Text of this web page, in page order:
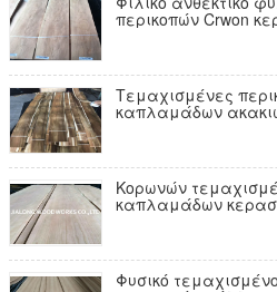
περικοπών Crwon
Τεμαχισμένες
καπλαμάδων
ανομοιόμορφο
Κορωνών
καπλαμάδων
Φυσικό